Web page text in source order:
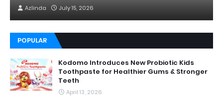
Azlinda July 15, 2026
POPULAR
Kodomo Introduces New Probiotic Kids
Toothpaste for Healthier Gums & Stronger
Teeth
April 13, 2026